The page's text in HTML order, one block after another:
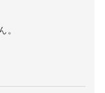
。